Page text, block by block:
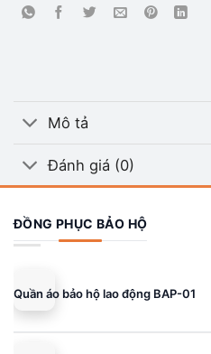
Mô tả
Đánh giá (0)
ĐỒNG PHỤC BẢO HỘ
Quần áo bảo hộ lao động BAP-01
Giá
là:
Giá
tại